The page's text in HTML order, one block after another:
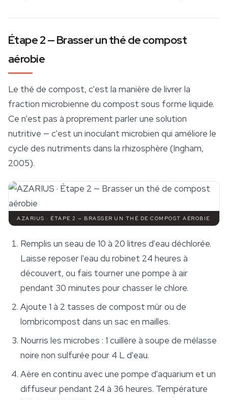
Étape 2 — Brasser un thé de compost
aérobie
Le thé de compost, c'est la manière de livrer la
fraction microbienne du compost sous forme liquide.
Ce n'est pas à proprement parler une solution
nutritive — c'est un inoculant microbien qui améliore le
cycle des nutriments dans la rhizosphère (Ingham,
2005).
AZARIUS · ÉTAPE 2 — BRASSER UN THÉ DE COMPOST AÉROBIE
Remplis un seau de 10 à 20 litres d'eau déchlorée.
Laisse reposer l'eau du robinet 24 heures à
découvert, ou fais tourner une pompe à air
pendant 30 minutes pour chasser le chlore.
Ajoute 1 à 2 tasses de compost mûr ou de
lombricompost dans un sac en mailles.
Nourris les microbes : 1 cuillère à soupe de mélasse
noire non sulfurée pour 4 L d'eau.
Aère en continu avec une pompe d'aquarium et un
diffuseur pendant 24 à 36 heures. Température